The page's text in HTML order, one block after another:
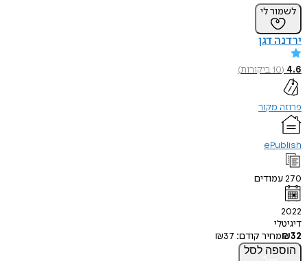
לשמור לי
ירדנה דגן
4.6
(
10ביקורות)
פרוזה מקור
ePublish
270עמודים
2022
דיגיטלי
₪32 מחיר קודם: ₪37
הוספה לסל